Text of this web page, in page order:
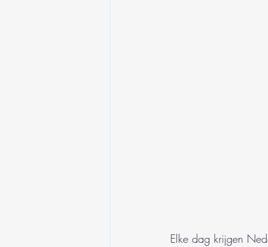
Elke dag krijgen